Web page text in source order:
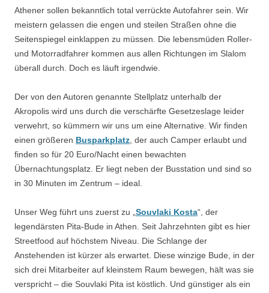
Athener sollen bekanntlich total verrückte Autofahrer sein. Wir
meistern gelassen die engen und steilen Straßen ohne die
Seitenspiegel einklappen zu müssen. Die lebensmüden Roller-
und Motorradfahrer kommen aus allen Richtungen im Slalom
überall durch. Doch es läuft irgendwie.
Der von den Autoren genannte Stellplatz unterhalb der
Akropolis wird uns durch die verschärfte Gesetzeslage leider
verwehrt, so kümmern wir uns um eine Alternative. Wir finden
einen größeren Busparkplatz, der auch Camper erlaubt und
finden so für 20 Euro/Nacht einen bewachten
Übernachtungsplatz. Er liegt neben der Busstation und sind so
in 30 Minuten im Zentrum – ideal.
Unser Weg führt uns zuerst zu „Souvlaki Kosta“, der
legendärsten Pita-Bude in Athen. Seit Jahrzehnten gibt es hier
Streetfood auf höchstem Niveau. Die Schlange der
Anstehenden ist kürzer als erwartet. Diese winzige Bude, in der
sich drei Mitarbeiter auf kleinstem Raum bewegen, hält was sie
verspricht – die Souvlaki Pita ist köstlich. Und günstiger als ein